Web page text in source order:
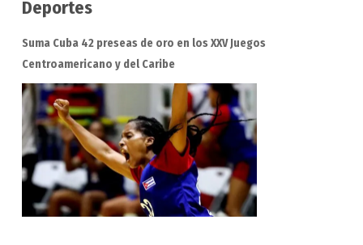
Deportes
Suma Cuba 42 preseas de oro en los XXV Juegos
Centroamericano y del Caribe